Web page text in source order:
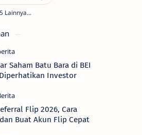
Saham Batu Bara di BEI
Investor
Flip 2026, Cara
Buat Akun Flip Cepat